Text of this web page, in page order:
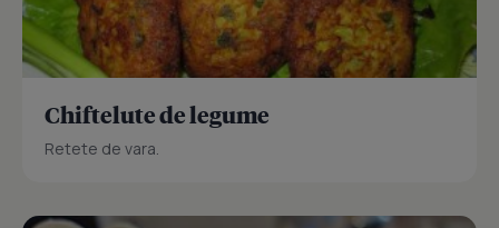
Chiftelute de legume
Retete de vara.